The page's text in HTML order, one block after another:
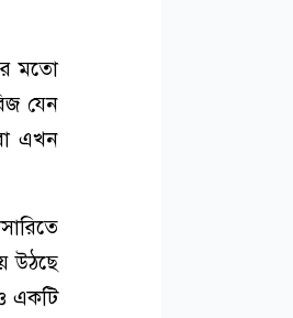
মতো
যেন
এখন
উঠছে
একটি